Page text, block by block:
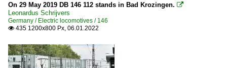
On 29 May 2019 DB 146 112 stands in Bad Krozingen. 
Leonardus Schrijvers
Germany / Electric locomotives / 146
 435 1200x800 Px, 06.01.2022